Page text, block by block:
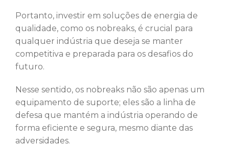
Portanto, investir em soluções de energia de
qualidade, como os nobreaks, é crucial para
qualquer indústria que deseja se manter
competitiva e preparada para os desafios do
futuro.
Nesse sentido, os nobreaks não são apenas um
equipamento de suporte; eles são a linha de
defesa que mantém a indústria operando de
forma eficiente e segura, mesmo diante das
adversidades.